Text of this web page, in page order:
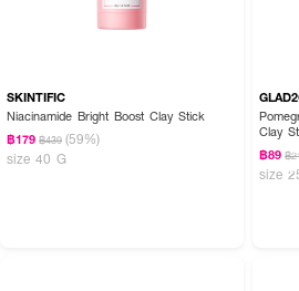
SKINTIFIC
Niacinamide Bright Boost Clay Stick
฿179 ฿439 (59%)
size 40 G
Clay
฿89 ฿
size